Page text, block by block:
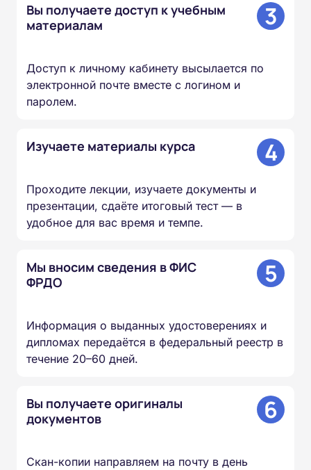
Вы получаете доступ к учебным
материалам
3
Доступ к личному кабинету высылается по
электронной почте вместе с логином и
паролем.
Изучаете материалы курса 4
Проходите лекции, изучаете документы и
презентации, сдаёте итоговый тест — в
удобное для вас время и темпе.
Мы вносим сведения в ФИС
ФРДО
5
Информация о выданных удостоверениях и
дипломах передаётся в федеральный реестр в
течение 20–60 дней.
Вы получаете оригиналы
документов
6
Скан-копии направляем на почту в день